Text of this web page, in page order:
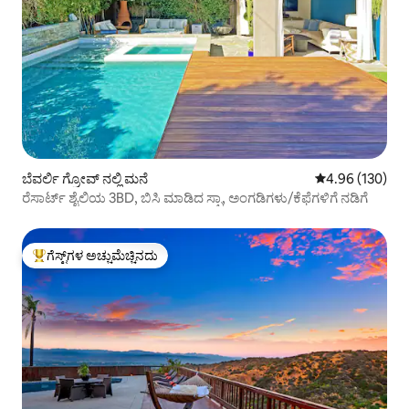
ಬೆವರ್ಲಿ ಗ್ರೋವ್ ನಲ್ಲಿ ಮನೆ 5 ರಲ್ಲಿ 4.96
4.96 (130)
ರೆಸಾರ್ಟ್ ಶೈಲಿಯ 3BD, ಬಿಸಿ ಮಾಡಿದ ಸ್ಪಾ, ಅಂಗಡಿಗಳು/ಕೆಫೆಗಳಿಗೆ ನಡಿಗೆ
ಗೆಸ್ಟ್‌ಗಳಿಗೆ ಅತಿ ಹೆಚ್ಚು ಅಚ್ಚುಮೆಚ್ಚಿನದು
ಗೆಸ್ಟ್‌ಗಳ ಅಚ್ಚುಮೆಚ್ಚಿನದು